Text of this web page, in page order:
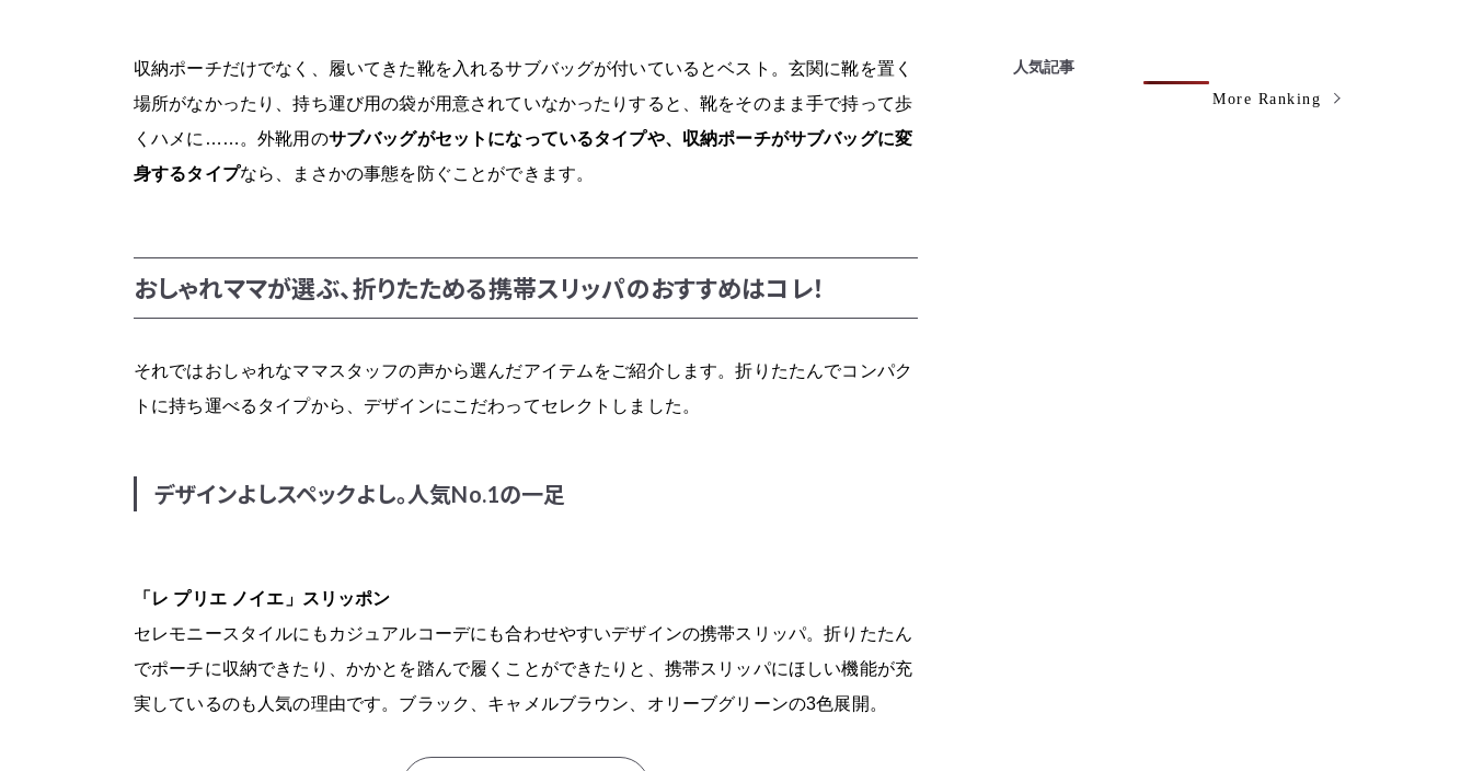
収納ポーチだけでなく、履いてきた靴を入れるサブバッグが付いているとベスト。玄関に靴を置く
場所がなかったり、持ち運び用の袋が用意されていなかったりすると、靴をそのまま手で持って歩
くハメに……。外靴用のサブバッグがセットになっているタイプや、収納ポーチがサブバッグに変
身するタイプなら、まさかの事態を防ぐことができます。
おしゃれママが選ぶ、折りたためる携帯スリッパのおすすめはコレ！
それではおしゃれなママスタッフの声から選んだアイテムをご紹介します。折りたたんでコンパク
トに持ち運べるタイプから、デザインにこだわってセレクトしました。
デザインよしスペックよし。人気No.1の一足
「レ プリエ ノイエ」スリッポン
アイテムを見る
「レ プリエ ノイエ」スリッポン
セレモニースタイルにもカジュアルコーデにも合わせやすいデザインの携帯スリッパ。折りたたん
でポーチに収納できたり、かかとを踏んで履くことができたりと、携帯スリッパにほしい機能が充
実しているのも人気の理由です。ブラック、キャメルブラウン、オリーブグリーンの3色展開。
人気記事
More Ranking